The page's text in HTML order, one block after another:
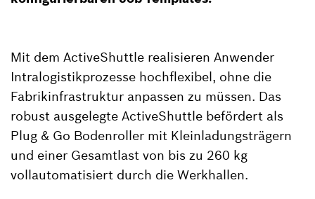
Mit dem ActiveShuttle realisieren Anwender
Intralogistikprozesse hochflexibel, ohne die
Fabrikinfrastruktur anpassen zu müssen. Das
robust ausgelegte ActiveShuttle befördert als
Plug & Go Bodenroller mit Kleinladungsträgern
und einer Gesamtlast von bis zu 260 kg
vollautomatisiert durch die Werkhallen.